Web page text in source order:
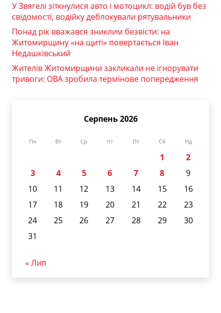
У Звягелі зіткнулися авто і мотоцикл: водій був без
свідомості, водійку деблокували рятувальники
Понад рік вважався зниклим безвісти: на
Житомирщину «на щиті» повертається Іван
Недашківський
Жителів Житомирщини закликали не ігнорувати
тривоги: ОВА зробила термінове попередження
Серпень 2026
Пн Вт Ср Чт Пт Сб Нд
1
2
3
4 5 6 7 8
9
10
11 12 13 14 15
16
17
18 19 20 21 22
23
24
25 26 27 28 29
30
31
« Лип